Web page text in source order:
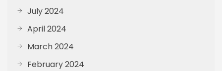
July 2024
April 2024
March 2024
February 2024